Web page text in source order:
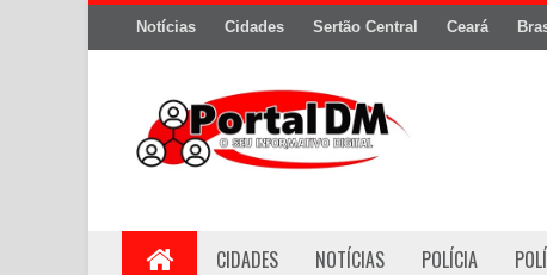
Notícias Cidades Sertão Central Ceará
CIDADES NOTÍCIAS POLÍCIA